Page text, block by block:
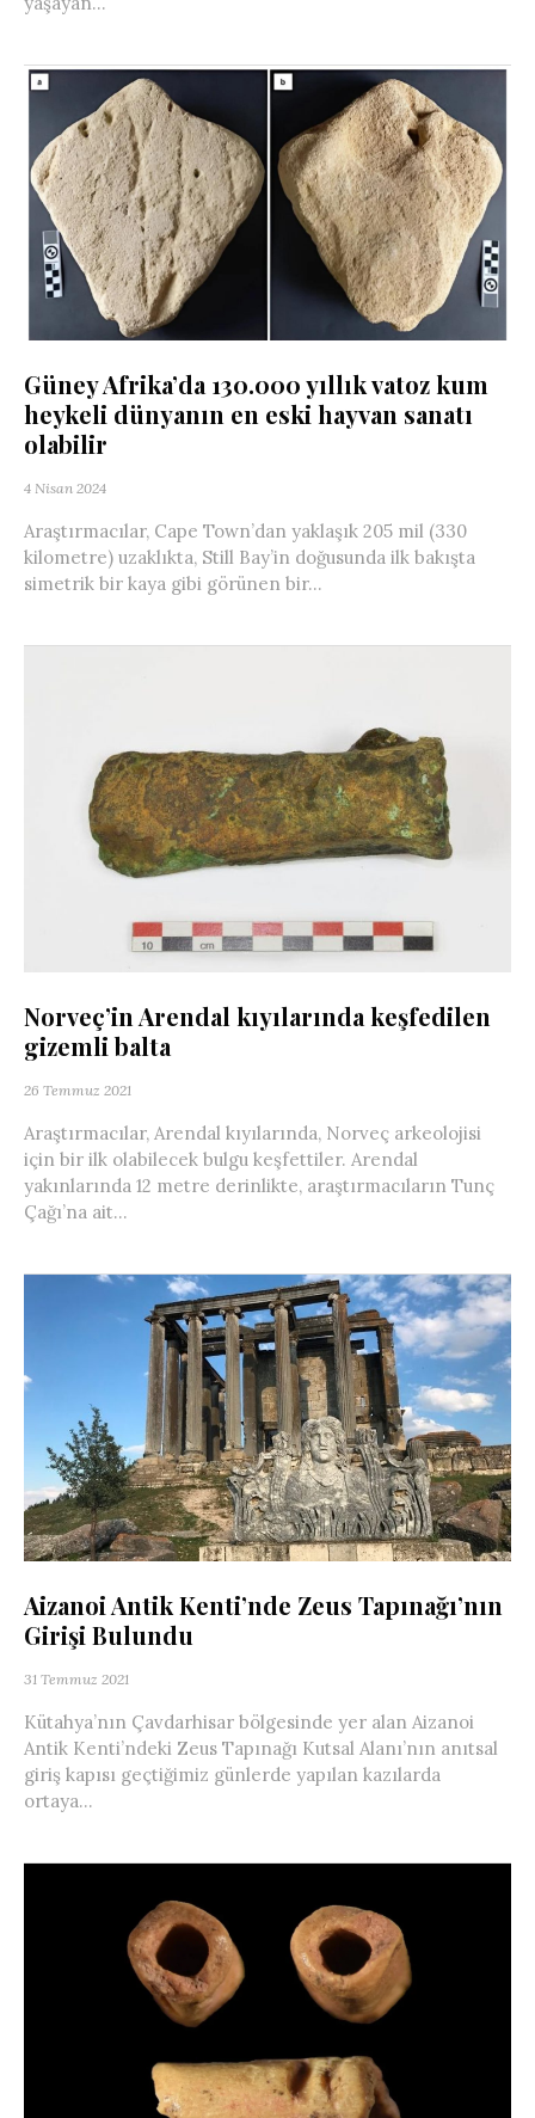
Güney Afrika’da 130.000 yıllık vatoz kum
heykeli dünyanın en eski hayvan sanatı
olabilir
4 Nisan 2024
Araştırmacılar, Cape Town’dan yaklaşık 205 mil (330
kilometre) uzaklıkta, Still Bay’in doğusunda ilk bakışta
simetrik bir kaya gibi görünen bir...
Norveç’in Arendal kıyılarında keşfedilen
gizemli balta
26 Temmuz 2021
Araştırmacılar, Arendal kıyılarında, Norveç arkeolojisi
için bir ilk olabilecek bulgu keşfettiler. Arendal
yakınlarında 12 metre derinlikte, araştırmacıların Tunç
Çağı’na ait...
Aizanoi Antik Kenti’nde Zeus Tapınağı’nın
Girişi Bulundu
31 Temmuz 2021
Kütahya’nın Çavdarhisar bölgesinde yer alan Aizanoi
Antik Kenti’ndeki Zeus Tapınağı Kutsal Alanı’nın anıtsal
giriş kapısı geçtiğimiz günlerde yapılan kazılarda
ortaya...